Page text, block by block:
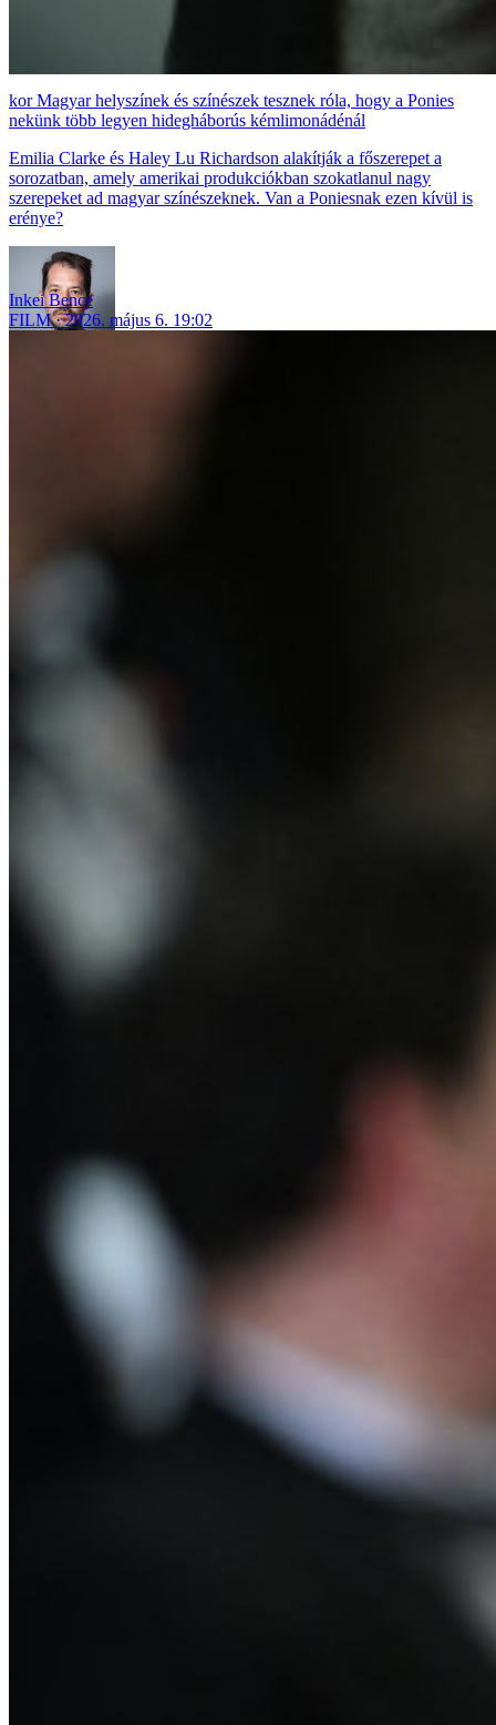
Magyar helyszínek és színészek tesznek róla, hogy a Ponies
nekünk több legyen hidegháborús kémlimonádénál
Emilia Clarke és Haley Lu Richardson alakítják a főszerepet a
sorozatban, amely amerikai produkciókban szokatlanul nagy
szerepeket ad magyar színészeknek. Van a Poniesnak ezen kívül is
erénye?
Inkei Bence
FILM
2026. május 6. 19:02